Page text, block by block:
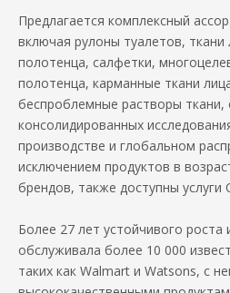
Предлагается комплексный
включая рулоны туалетов, ткани
полотенца, салфетки,
полотенца, карманные ткани
беспроблемные растворы ткани,
консолидированных
производстве и глобальном
исключением продуктов в
брендов, также доступны услуги
Более 27 лет устойчивого роста
обслуживала более 10 000
таких как Walmart и Watsons, с